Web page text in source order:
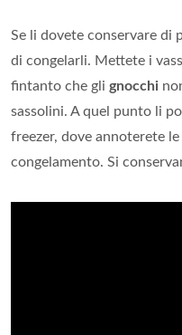
Se li dovete conservare di
di congelarli. Mettete i
fintanto che gli gnocchi
sassolini. A quel punto li
freezer, dove annoterete
congelamento. Si